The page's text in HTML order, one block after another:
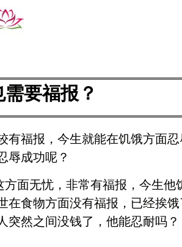
要福报？
福报，今生就能在饥饿方面
辱成功呢？
面无忧，非常有福报，今生他
食物方面没有福报，已经挨
然之间没钱了，他能忍耐吗？